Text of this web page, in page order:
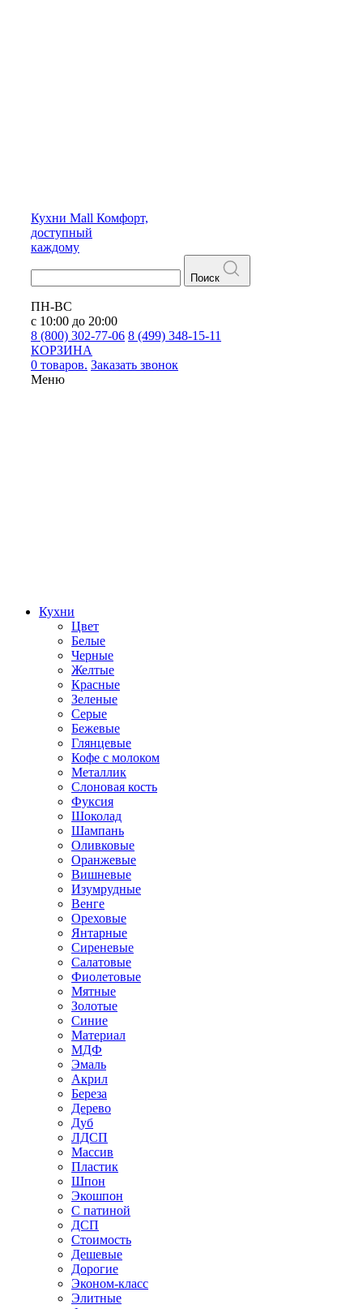
Кухни Mall Комфорт,
доступный
каждому
Поиск
ПН-ВС
с 10:00 до 20:00
8 (800) 302-77-06 8 (499) 348-15-11
КОРЗИНА
0 товаров. Заказать звонок
Меню
Кухни
Цвет
Белые
Черные
Желтые
Красные
Зеленые
Серые
Бежевые
Глянцевые
Кофе с молоком
Металлик
Слоновая кость
Фуксия
Шоколад
Шампань
Оливковые
Оранжевые
Вишневые
Изумрудные
Венге
Ореховые
Янтарные
Сиреневые
Салатовые
Фиолетовые
Мятные
Золотые
Синие
Материал
МДФ
Эмаль
Акрил
Береза
Дерево
Дуб
ЛДСП
Массив
Пластик
Шпон
Экошпон
С патиной
ДСП
Стоимость
Дешевые
Дорогие
Эконом-класс
Элитные